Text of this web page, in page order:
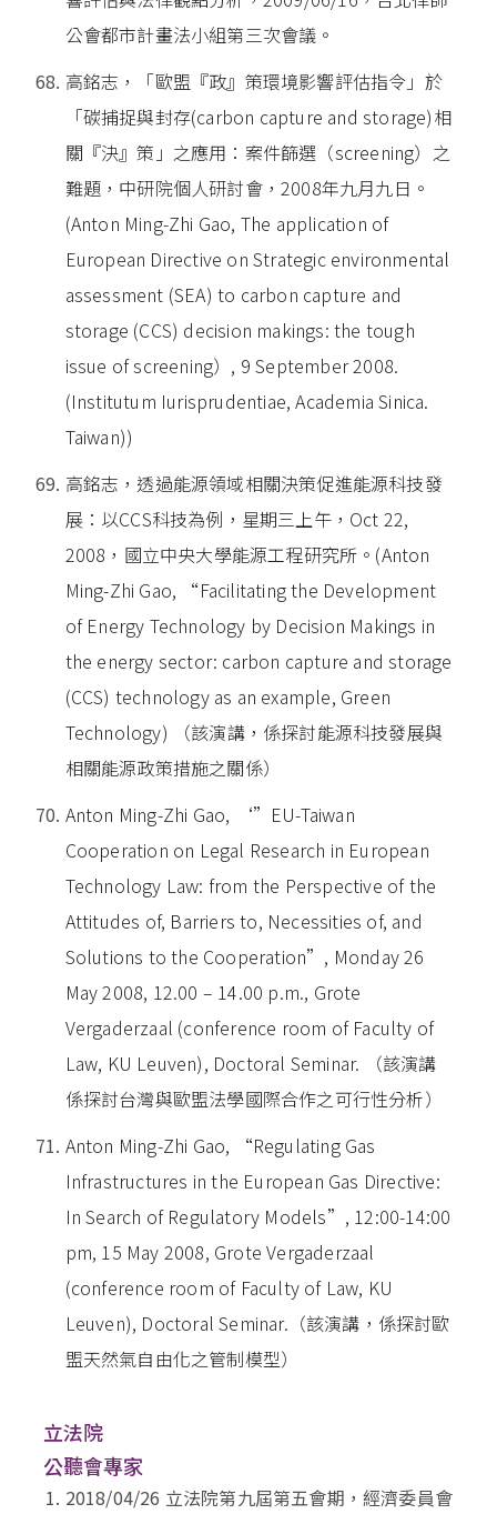
公會都市計畫法小組第三次會議。
高銘志，「歐盟『政』策環境影響評估指令」於
「碳捕捉與封存(carbon capture and storage)相
關『決』策」之應用：案件篩選（screening）之
難題，中研院個人研討會，2008年九月九日。
(Anton Ming-Zhi Gao, The application of
European Directive on Strategic environmental
assessment (SEA) to carbon capture and
storage (CCS) decision makings: the tough
issue of screening）, 9 September 2008.
(Institutum Iurisprudentiae, Academia Sinica.
Taiwan))
高銘志，透過能源領域相關決策促進能源科技發
展：以CCS科技為例，星期三上午，Oct 22,
2008，國立中央大學能源工程研究所。(Anton
Ming-Zhi Gao, “Facilitating the Development
of Energy Technology by Decision Makings in
the energy sector: carbon capture and storage
(CCS) technology as an example, Green
Technology) （該演講，係探討能源科技發展與
相關能源政策措施之關係）
Anton Ming-Zhi Gao, ‘”EU-Taiwan
Cooperation on Legal Research in European
Technology Law: from the Perspective of the
Attitudes of, Barriers to, Necessities of, and
Solutions to the Cooperation”, Monday 26
May 2008, 12.00 – 14.00 p.m., Grote
Vergaderzaal (conference room of Faculty of
Law, KU Leuven), Doctoral Seminar. （該演講
係探討台灣與歐盟法學國際合作之可行性分析）
Anton Ming-Zhi Gao, “Regulating Gas
Infrastructures in the European Gas Directive:
In Search of Regulatory Models”, 12:00-14:00
pm, 15 May 2008, Grote Vergaderzaal
(conference room of Faculty of Law, KU
Leuven), Doctoral Seminar.（該演講，係探討歐
盟天然氣自由化之管制模型）
立法院
公聽會專家
2018/04/26 立法院第九屆第五會期，經濟委員會